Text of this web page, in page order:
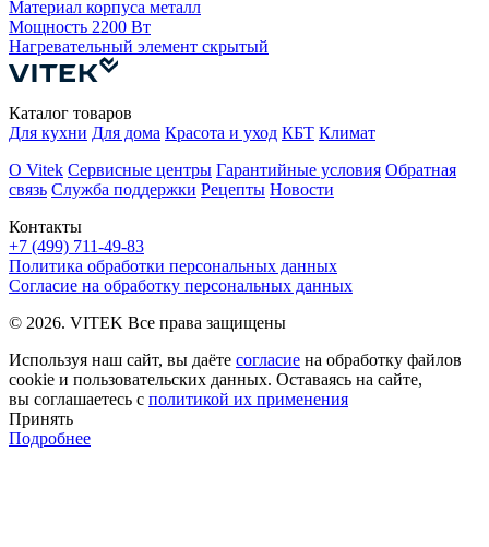
Материал корпуса металл
Мощность 2200 Вт
Нагревательный элемент скрытый
Контакты
+7 (499) 711-49-83
Каталог товаров
Для кухни Для дома Красота и уход КБТ Климат
О Vitek Сервисные центры Гарантийные условия Обратная
связь Служба поддержки Рецепты Новости
Политика обработки персональных данных
Согласие на обработку персональных данных
© 2026. VITEK Все права защищены
Используя наш сайт, вы даёте согласие на обработку файлов
cookie и пользовательских данных. Оставаясь на сайте,
вы соглашаетесь с политикой их применения
Принять
Подробнее